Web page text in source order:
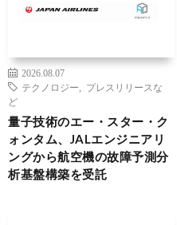
2026.08.07
テクノロジー
プレスリリースな
ど
量子技術のエー・スター・ク
ォンタム、JALエンジニアリ
ングから航空機の故障予測分
析基盤構築を受託